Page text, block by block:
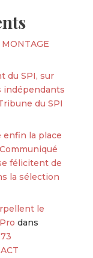
du SPI, sur
indépendants
du SPI
enfin la place
Communiqué
félicitent de
la sélection
le
dans